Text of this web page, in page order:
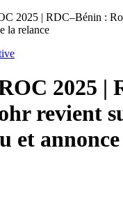
2025 | RDC–Bénin :
la relance
2025 |
revient
et